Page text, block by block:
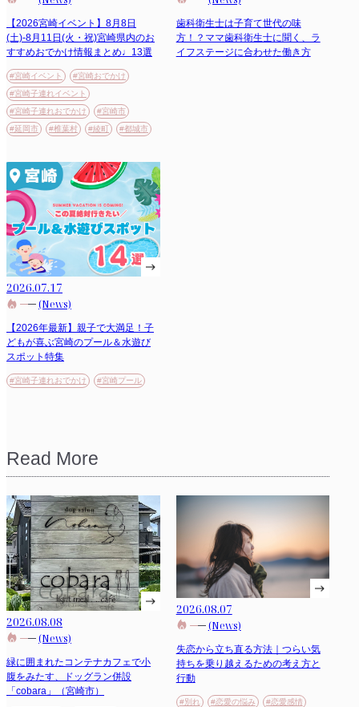
【2026宮崎イベント】8月8日
(土)-8月11日(火・祝)宮崎県内のお
すすめおでかけ情報まとめ♩13選
#宮崎イベント
#宮崎おでかけ
#宮崎子連れイベント
#宮崎子連れおでかけ
#宮崎市
#延岡市
#椎葉村 #綾町 #都城市
歯科衛生士は子育て世代の味
方！？ママ歯科衛生士に聞く、ラ
イフステージに合わせた働き方
2026.07.17
(News)
【2026年最新】親子で大満足！子
どもが喜ぶ宮崎のプール＆水遊び
スポット特集
#宮崎子連れおでかけ #宮崎プール
Read More
2026.08.08
(News)
緑に囲まれたコンテナカフェで小
腹をみたす、ドッグラン併設
「cobara」（宮崎市）
2026.08.07
(News)
失恋から立ち直る方法｜つらい気
持ちを乗り越えるための考え方と
行動
#別れ #恋愛の悩み
#恋愛感情